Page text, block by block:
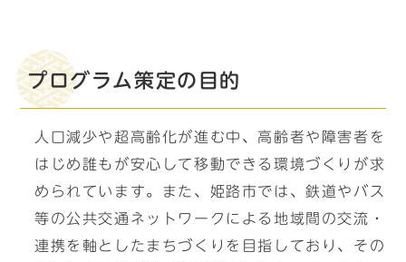
プログラム策定の目的
人口減少や超高齢化が進む中、高齢者や障害者を
はじめ誰もが安心して移動できる環境づくりが求
められています。また、姫路市では、鉄道やバス
等の公共交通ネットワークによる地域間の交流・
連携を軸としたまちづくりを目指しており、その